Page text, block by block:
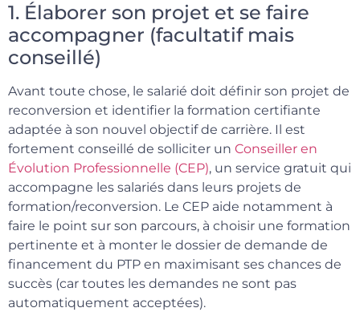
1. Élaborer son projet et se faire
accompagner (facultatif mais
conseillé)
Avant toute chose, le salarié doit définir son projet de
reconversion et identifier la formation certifiante
adaptée à son nouvel objectif de carrière. Il est
fortement conseillé de solliciter un Conseiller en
Évolution Professionnelle (CEP), un service gratuit qui
accompagne les salariés dans leurs projets de
formation/reconversion. Le CEP aide notamment à
faire le point sur son parcours, à choisir une formation
pertinente et à monter le dossier de demande de
financement du PTP en maximisant ses chances de
succès (car toutes les demandes ne sont pas
automatiquement acceptées).